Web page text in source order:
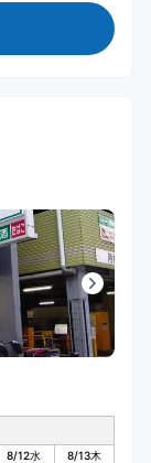
8/12水 8/13木